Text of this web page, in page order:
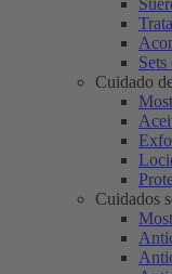
Cuidado
Cuidados